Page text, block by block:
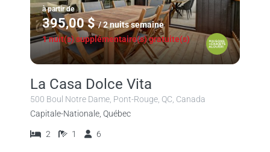
à partir de
395,00 $ / 2 nuits semaine
1 nuit(s) supplémentaire(s) gratuite(s)
La Casa Dolce Vita
500 Boul Notre Dame, Pont-Rouge, QC, Canada
Capitale-Nationale, Québec
2 1 6